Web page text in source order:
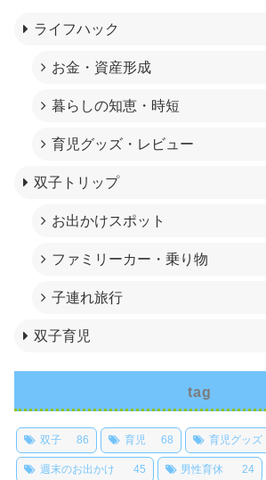
ライフハック
お金・資産形成
暮らしの知恵・時短
育児グッズ・レビュー
双子トリップ
お出かけスポット
ファミリーカー・乗り物
子連れ旅行
双子育児
tag
双子 86 育児 68 育児グッズ
週末のお出かけ 45 男性育休 24